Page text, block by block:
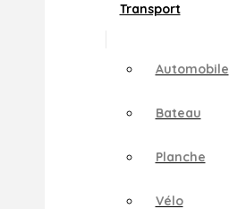
Transport
Automobile
Bateau
Planche
Vélo